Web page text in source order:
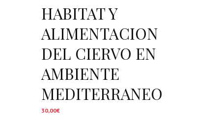
HABITAT Y
ALIMENTACION
DEL CIERVO EN
AMBIENTE
MEDITERRANEO
30,00€